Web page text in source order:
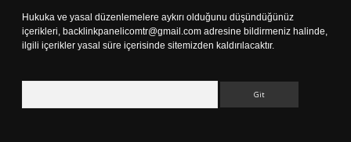
Hukuka ve yasal düzenlemelere aykırı olduğunu düşündüğünüz
içerikleri, backlinkpanelicomtr@gmail.com adresine bildirmeniz halinde,
ilgili içerikler yasal süre içerisinde sitemizden kaldırılacaktır.